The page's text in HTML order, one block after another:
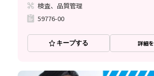
検査、品質管理
59776-00
キープする 詳細